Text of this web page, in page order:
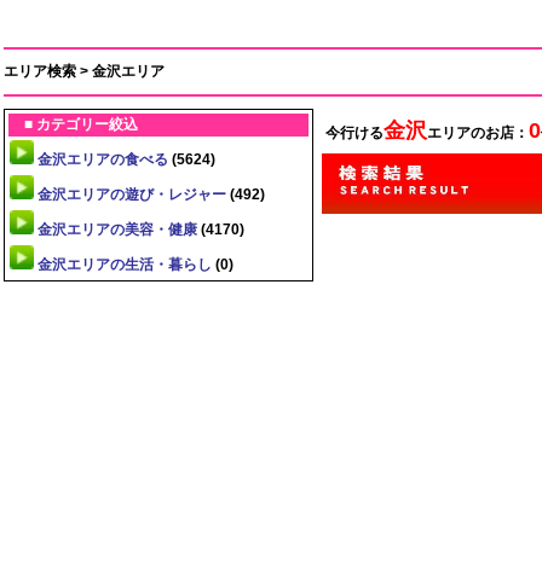
エリア検索 > 金沢エリア
■ カテゴリー絞込
金沢エリアの食べる (5624)
金沢エリアの遊び・レジャー (492)
金沢エリアの美容・健康 (4170)
金沢エリアの生活・暮らし (0)
今行ける金沢エリアのお店： 0